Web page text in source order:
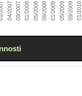
04/2007 09/2007 01/2008 05/2008 09/2008 01/2009 05/2009 09/2009 01/2010